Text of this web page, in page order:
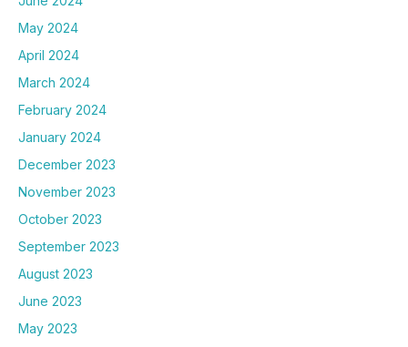
May 2024
April 2024
March 2024
February 2024
January 2024
December 2023
November 2023
October 2023
September 2023
August 2023
June 2023
May 2023